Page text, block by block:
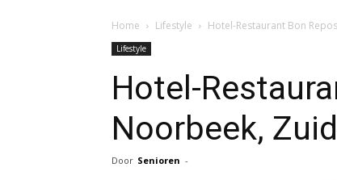
Home Lifestyle Hotel-Restaurant Bon
Lifestyle
Hotel-
Noorbeek,
Door Senioren -